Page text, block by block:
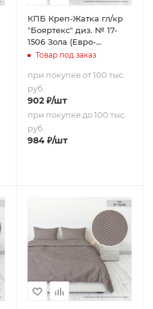
КПБ Креп-Жатка гл/кр
"Бояртекс" диз. № 17-
1506 Зола (Евро-
стандарт)
Товар под заказ
при покупке от 100 тыс.
руб.
902₽/шт
при покупке до 100 тыс.
руб.
984₽/шт